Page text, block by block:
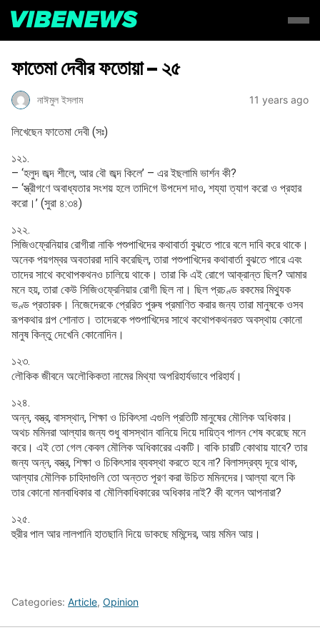
ফাতেমা দেবীর ফতোয়া – ২৫
নাঈমুল ইসলাম 11 years ago
লিখেছেন ফাতেমা দেবী (সঃ)
১২১.
– ‘হলুদ জব্দ শীলে, আর বৌ জব্দ কিলে’ – এর ইছলামি ভার্শন কী?
– ‘স্ত্রীগণে অবাধ্যতার সংশয় হলে তাদিগে উপদেশ দাও, শয্যা ত্যাগ করো ও প্রহার
করো।’ (সুরা ৪:৩৪)
১২২.
সিজিওফ্রেনিয়ার রোগীরা নাকি পশুপাখিদের কথাবার্তা বুঝতে পারে বলে দাবি করে থাকে।
অনেক পয়গম্বর অবতাররা দাবি করেছিল, তারা পশুপাখিদের কথাবার্তা বুঝতে পারে এবং
তাদের সাথে কথোপকথনও চালিয়ে থাকে। তারা কি এই রোগে আক্রান্ত ছিল? আমার
মনে হয়, তারা কেউ সিজিওফ্রেনিয়ার রোগী ছিল না। ছিল প্রচণ্ড রকমের মিথ্যুক
ভণ্ড প্রতারক। নিজেদেরকে প্রেরিত পুরুষ প্রমাণিত করার জন্য তারা মানুষকে ওসব
রূপকথার গল্প শোনাত। তাদেরকে পশুপাখিদের সাথে কথোপকথনরত অবস্থায় কোনো
মানুষ কিন্তু দেখেনি কোনোদিন।
১২৩.
লৌকিক জীবনে অলৌকিকতা নামের মিথ্যা অপরিহার্যভাবে পরিহার্য।
১২৪.
অন্ন, বস্ত্র, বাসস্থান, শিক্ষা ও চিকিৎসা এগুলি প্রতিটি মানুষের মৌলিক অধিকার।
অথচ মমিনরা আল্যার জন্য শুধু বাসস্থান বানিয়ে দিয়ে দায়িত্ব পালন শেষ করেছে মনে
করে। এই তো গেল কেবল মৌলিক অধিকারের একটি। বাকি চারটি কোথায় যাবে? তার
জন্য অন্ন, বস্ত্র, শিক্ষা ও চিকিৎসার ব্যবস্থা করতে হবে না? বিলাসদ্রব্য দূরে থাক,
আল্যার মৌলিক চাহিদাগুলি তো অন্তত পূরণ করা উচিত মমিনদের।আল্যা বলে কি
তার কোনো মানবাধিকার বা মৌলিকাধিকারের অধিকার নাই? কী বলেন আপনারা?
১২৫.
হুরীর পাল আর লালপানি হাতছানি দিয়ে ডাকছে মমিন্দের, আয় মমিন আয়।
Categories: Article, Opinion